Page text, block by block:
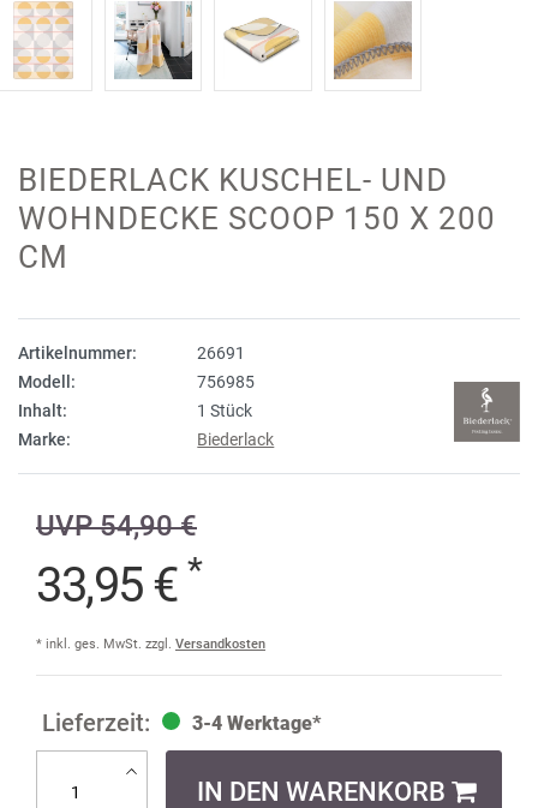
BIEDERLACK KUSCHEL- UND
WOHNDECKE SCOOP 150 X 200
CM
Artikelnummer:
26691
Modell:
756985
Inhalt:
1 Stück
Marke:
Biederlack
UVP 54,90 €
33,95 € *
* inkl. ges. MwSt. zzgl. Versandkosten
3-4 Werktage*
IN DEN WARENKORB